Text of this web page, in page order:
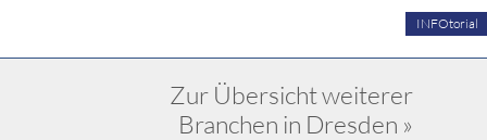
INFOtorial
Zur Übersicht weiterer
Branchen in Dresden »